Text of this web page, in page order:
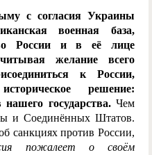
с согласия Украины
военная база,
России и в её лице
желание всего
к России,
решение:
государства.Чем
и Соединённых Штатов.
санкциях против России,
пожалеет о своём